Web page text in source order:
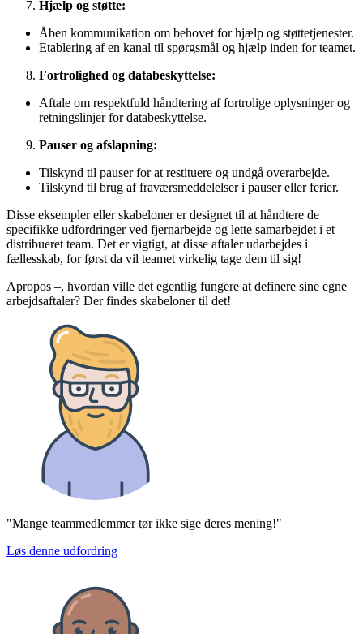
Hjælp og støtte:
Åben kommunikation om behovet for hjælp og støttetjenester.
Etablering af en kanal til spørgsmål og hjælp inden for teamet.
Fortrolighed og databeskyttelse:
Aftale om respektfuld håndtering af fortrolige oplysninger og
retningslinjer for databeskyttelse.
Pauser og afslapning:
Tilskynd til pauser for at restituere og undgå overarbejde.
Tilskynd til brug af fraværsmeddelelser i pauser eller ferier.
Disse eksempler eller skabeloner er designet til at håndtere de
specifikke udfordringer ved fjernarbejde og lette samarbejdet i et
distribueret team. Det er vigtigt, at disse aftaler udarbejdes i
fællesskab, for først da vil teamet virkelig tage dem til sig!
Apropos –, hvordan ville det egentlig fungere at definere sine egne
arbejdsaftaler? Der findes skabeloner til det!
"Mange teammedlemmer tør ikke sige deres mening!"
Løs denne udfordring